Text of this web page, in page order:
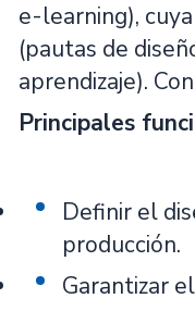
e-learning),
(pautas de
aprendizaje).
Principales
Definir el
producción.
Garantizar